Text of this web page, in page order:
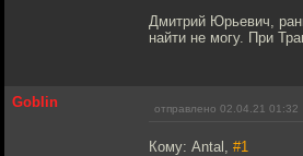
Дмитрий Юрьевич,
найти не могу. При
Goblin отправлено 02.04.21 01:32
Кому: Antal, #1